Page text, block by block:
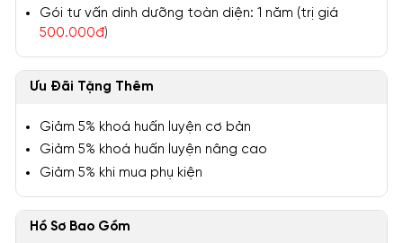
Gói tư vấn dinh dưỡng toàn diện: 1 năm (trị giá
500.000đ)
Ưu Đãi Tặng Thêm
Giảm 5% khoá huấn luyện cơ bản
Giảm 5% khoá huấn luyện nâng cao
Giảm 5% khi mua phụ kiện
Hồ Sơ Bao Gồm